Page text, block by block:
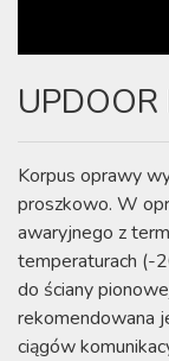
UPDOOR
Korpus oprawy
proszkowo. W
awaryjnego z
temperaturach (-
do ściany
rekomendowana
ciągów